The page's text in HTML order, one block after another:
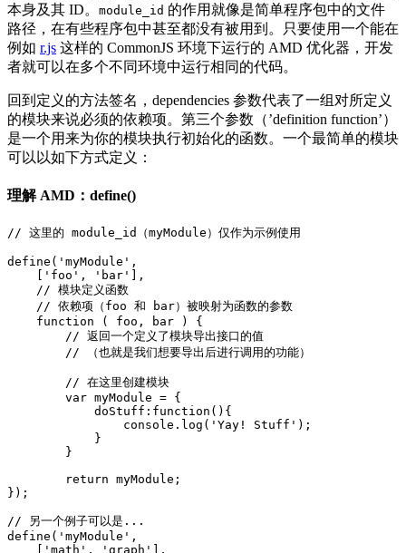
本身及其 ID。 module_id 的作用就像是简单程序包中的文件
路径，在有些程序包中甚至都没有被用到。只要使用一个能在
例如 r.js 这样的 CommonJS 环境下运行的 AMD 优化器，开发
者就可以在多个不同环境中运行相同的代码。
回到定义的方法签名，dependencies 参数代表了一组对所定义
的模块来说必须的依赖项。第三个参数（’definition function’）
是一个用来为你的模块执行初始化的函数。一个最简单的模块
可以以如下方式定义：
理解 AMD：define()
// 这里的 module_id（myModule）仅作为示例使用
define('myModule',
    ['foo', 'bar'],
    // 模块定义函数
    // 依赖项（foo 和 bar）被映射为函数的参数
    function ( foo, bar ) {
        // 返回一个定义了模块导出接口的值
        // （也就是我们想要导出后进行调用的功能）
        // 在这里创建模块
        var myModule = {
            doStuff:function(){
                console.log('Yay! Stuff');
            }
        }
        return myModule;
});
// 另一个例子可以是...
define('myModule',
    ['math', 'graph'],